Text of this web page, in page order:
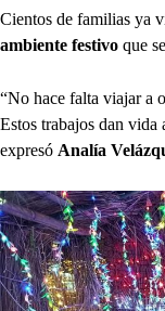
Cientos de familias ya
ambiente festivo que
“No hace falta viajar a
Estos trabajos dan
expresó Analía